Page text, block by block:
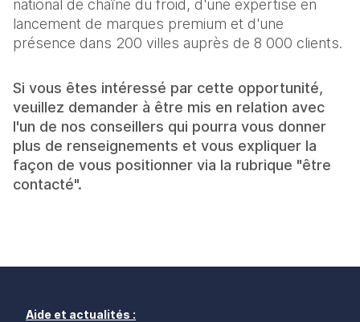
national de chaîne du froid, d'une expertise en
lancement de marques premium et d'une
présence dans 200 villes auprès de 8 000 clients.
Si vous êtes intéressé par cette opportunité,
veuillez demander à être mis en relation avec
l'un de nos conseillers qui pourra vous donner
plus de renseignements et vous expliquer la
façon de vous positionner via la rubrique "être
contacté".
Aide et actualités :